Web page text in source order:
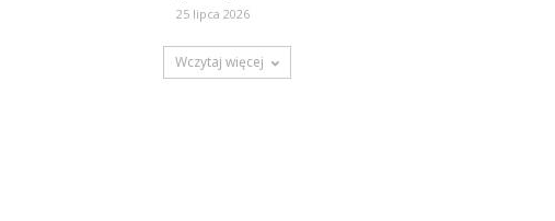
25 lipca 2026
Wczytaj więcej